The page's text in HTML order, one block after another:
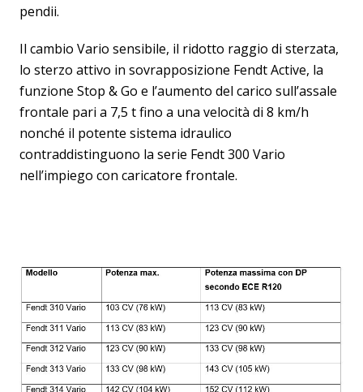
pendii.
Il cambio Vario sensibile, il ridotto raggio di sterzata,
lo sterzo attivo in sovrapposizione Fendt Active, la
funzione Stop & Go e l’aumento del carico sull’assale
frontale pari a 7,5 t fino a una velocità di 8 km/h
nonché il potente sistema idraulico
contraddistinguono la serie Fendt 300 Vario
nell’impiego con caricatore frontale.